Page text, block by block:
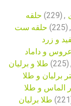
حلقه (229) ,
حلقه ست (225) ,
و زرد
و داماد
طلا و برلیان (225) ,
برلیان و طلا
الماس و طلا
طلا برلیان